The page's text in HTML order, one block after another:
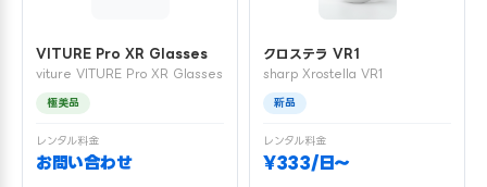
VITURE Pro XR Glasses
viture VITURE Pro XR Glasses
極美品
レンタル料金
お問い合わせ
クロステラ VR1
sharp Xrostella VR1
新品
レンタル料金
¥333/日〜